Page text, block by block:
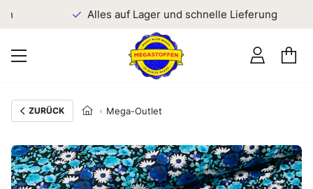
Alles auf Lager und schnelle Lieferung
ZURÜCK Mega-Outlet